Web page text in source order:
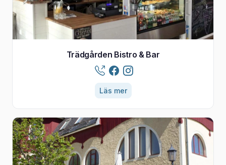
Trädgården Bistro & Bar
Läs mer